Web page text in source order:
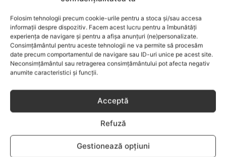
Folosim tehnologii precum cookie-urile pentru a stoca și/sau accesa
informații despre dispozitiv. Facem acest lucru pentru a îmbunătăți
experiența de navigare și pentru a afișa anunțuri (ne)personalizate.
Consimțământul pentru aceste tehnologii ne va permite să procesăm
date precum comportamentul de navigare sau ID-uri unice pe acest site.
Neconsimțământul sau retragerea consimțământului pot afecta negativ
anumite caracteristici și funcții.
Acceptă
Refuză
Gestionează opțiuni
copiilor, cât şi pe cea a părinţilor.
RELATED POSTS